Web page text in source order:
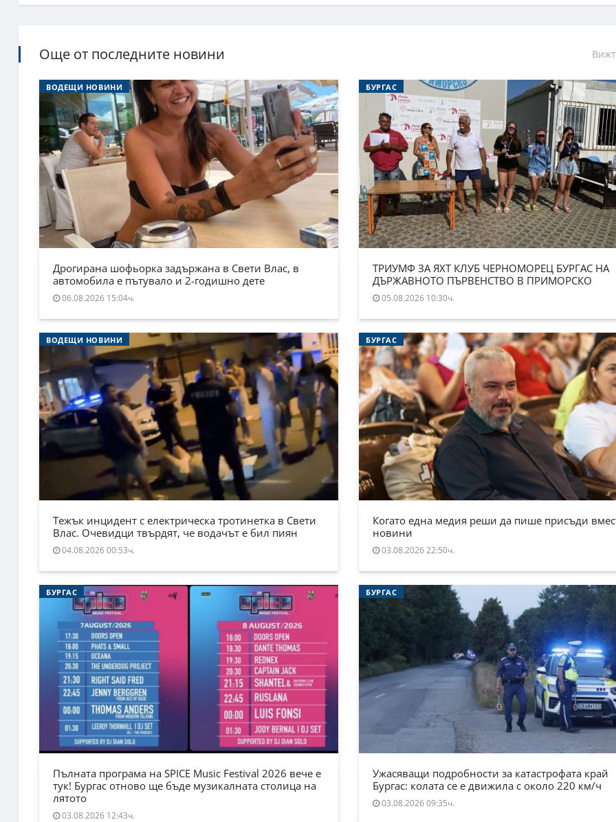
Още от последните новини
ВОДЕЩИ НОВИНИ
Дрогирана шофьорка задържана в Свети Влас, в
автомобила е пътувало и 2-годишно дете
06.08.2026 15:04ч.
БУРГАС
ТРИУМФ ЗА ЯХТ КЛУБ ЧЕРНОМОРЕЦ БУРГАС НА
ДЪРЖАВНОТО ПЪРВЕНСТВО В ПРИМОРСКО
05.08.2026 10:30ч.
ВОДЕЩИ НОВИНИ
Тежък инцидент с електрическа тротинетка в Свети
Влас. Очевидци твърдят, че водачът е бил пиян
04.08.2026 00:53ч.
БУРГАС
Когато една медия реши да пише присъди
новини
03.08.2026 22:50ч.
БУРГАС
Пълната програма на SPICE Music Festival 2026 вече е
тук! Бургас отново ще бъде музикалната столица на
лятото
03.08.2026 12:43ч.
БУРГАС
Ужасяващи подробности за катастрофата край
Бургас: колата се е движила с около 220 км/ч
03.08.2026 09:35ч.